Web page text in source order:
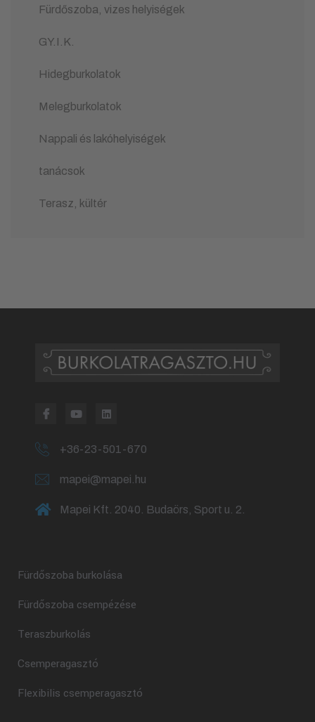
Fürdőszoba, vizes helyiségek
GY.I.K.
Hidegburkolatok
Melegburkolatok
Nappali és lakóhelyiségek
tanácsok
Terasz, kültér
+36-23-501-670
mapei@mapei.hu
Mapei Kft. 2040. Budaörs, Sport u. 2.
Fürdőszoba burkolása
Fürdőszoba csempézése
Teraszburkolás
Csemperagasztó
Flexibilis csemperagasztó